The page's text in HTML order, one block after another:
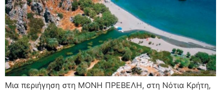
Μια περιήγηση στη ΜΟΝΗ ΠΡΕΒΕΛΗ, στη Νότια Κρήτη,